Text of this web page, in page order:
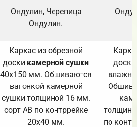
Ондулин, Черепица
Ондулин.
Каркас из обрезной
доски камерной сушки
40х150 мм. Обшиваются
вагонкой камерной
сушки толщиной 16 мм.
сорт АВ по контррейке
20х40 мм.
доски
по